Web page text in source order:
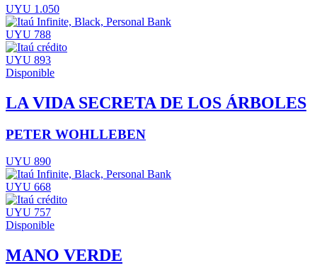
UYU 1.050
UYU 788
UYU 893
Disponible
LA VIDA SECRETA DE LOS ÁRBOLES
PETER WOHLLEBEN
UYU 890
UYU 668
UYU 757
Disponible
MANO VERDE